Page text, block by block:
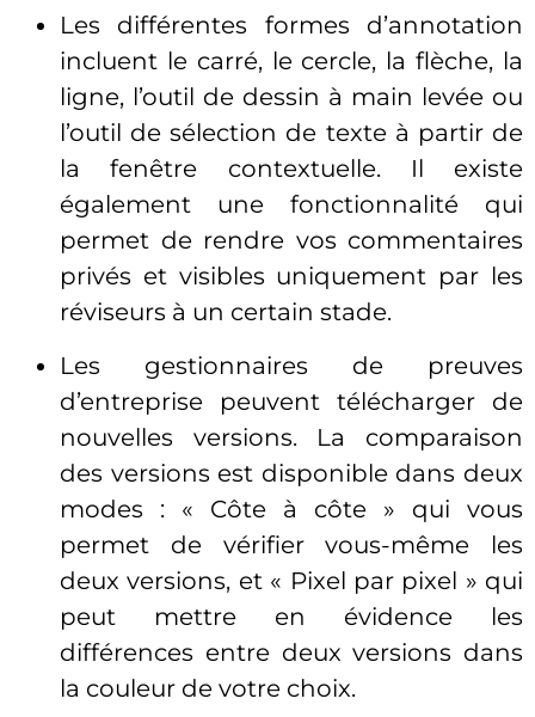
Les différentes formes d’annotation
incluent le carré, le cercle, la flèche, la
ligne, l’outil de dessin à main levée ou
l’outil de sélection de texte à partir de
la fenêtre contextuelle. Il existe
également une fonctionnalité qui
permet de rendre vos commentaires
privés et visibles uniquement par les
réviseurs à un certain stade.
Les gestionnaires de preuves
d’entreprise peuvent télécharger de
nouvelles versions. La comparaison
des versions est disponible dans deux
modes : « Côte à côte » qui vous
permet de vérifier vous-même les
deux versions, et « Pixel par pixel » qui
peut mettre en évidence les
différences entre deux versions dans
la couleur de votre choix.